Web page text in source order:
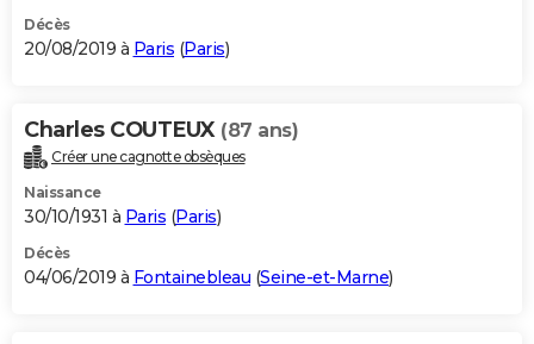
Décès
20/08/2019 à Paris (Paris)
Charles COUTEUX (87 ans)
Créer une cagnotte obsèques
Naissance
30/10/1931 à Paris (Paris)
Décès
04/06/2019 à Fontainebleau (Seine-et-Marne)